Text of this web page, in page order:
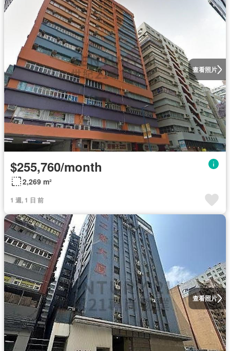
查看照片
$255,760/month
2,269 m²
1 週, 1 日 前
查看照片